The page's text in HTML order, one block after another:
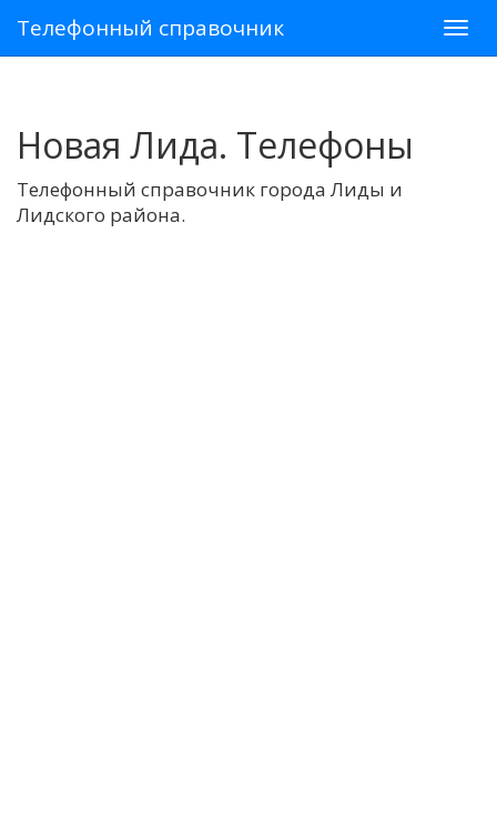
Телефонный справочник
Новая Лида. Телефоны
Телефонный справочник города Лиды и
Лидского района.